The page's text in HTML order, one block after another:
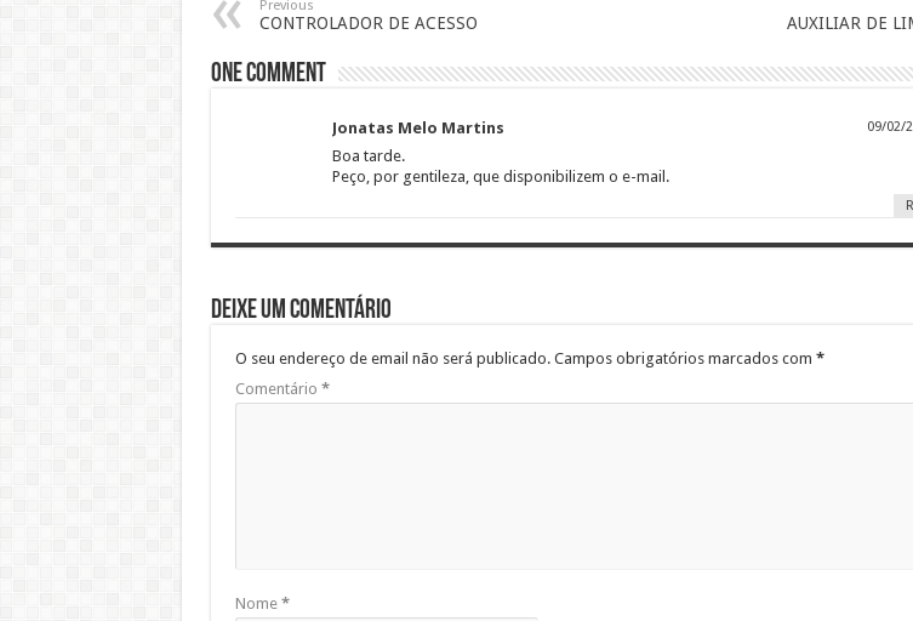
Previous
CONTROLADOR DE ACESSO AUXILIAR DE
One comment
Jonatas Melo Martins 09/02/
Boa tarde.
Peço, por gentileza, que disponibilizem o e-mail.
Deixe um comentário
O seu endereço de email não será publicado. Campos obrigatórios marcados com *
Comentário *
Nome *